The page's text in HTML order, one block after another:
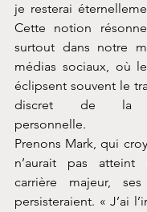
je resterai
Cette notion
surtout dans notre
médias sociaux, où
éclipsent souvent le
discret de la
personnelle.
Prenons Mark, qui
n’aurait pas
carrière majeur,
persisteraient. « J’ai